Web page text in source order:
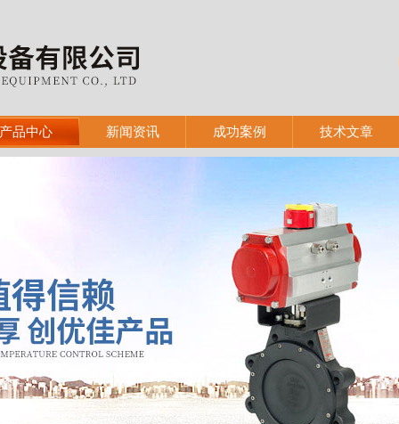
产品中心 新闻资讯 成功案例 技术文章